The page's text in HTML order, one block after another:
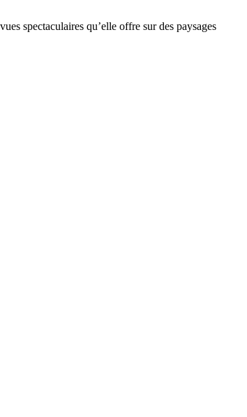
spectaculaires qu’elle offre sur des paysages